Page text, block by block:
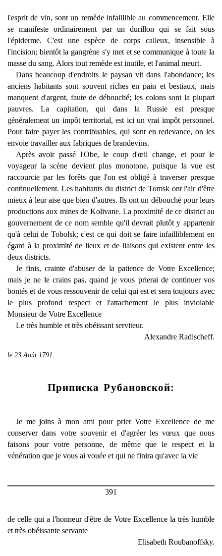
l'esprit de vin, sont un remède infaillible au commencement. Elle
se manifeste ordinairement par un durillon qui se fait sous
l'épiderme. C'est une espèce de corps calleux, insensible à
l'incision; bientôt la gangrène s'y met et se communique à toute la
masse du sang. Alors tout remède est inutile, et l'animal meurt.
Dans beaucoup d'endroits le paysan vit dans l'abondance; les
anciens habitants sont souvent riches en pain et bestiaux, mais
manquent d'argent, faute de débouché; les colons sont la plupart
pauvres. La capitation, qui dans la Russie est presque
généralement un impôt territorial, est ici un vrai impôt personnel.
Pour faire payer les contribuables, qui sont en redevance, on les
envoie travailler aux fabriques de brandevins.
Après avoir passé l'Obe, le coup d'œil change, et pour le
voyageur la scène devient plus monotone, puisque la vue est
raccourcie par les forêts que l'on est obligé à traverser presque
continuellement. Les habitants du district de Tomsk ont l'air d'être
mieux à leur aise que bien d'autres. Ils ont un débouché pour leurs
productions aux mines de Kolivane. La proximité de ce district au
gouvernement de ce nom semble qu'il devrait plutôt y appartenir
qu'à celui de Tobolsk; c'est ce qui doit se faire infailliblement en
égard à la proximité de lieux et de liaisons qui existent entre les
deux districts.
Je finis, crainte d'abuser de la patience de Votre Excellence;
mais je ne le crains pas, quand je vous prierai de continuer vos
bontés et de vous ressouvenir de celui qui est et sera toujours avec
le plus profond respect et l'attachement le plus inviolable
Monsieur de Votre Excellence
Le très humble et très obéissant serviteur.
Alexandre Radischeff.
le 23 Août 1791.
Приписка Рубановской:
Je me joins à mon ami pour prier Votre Excellence de me
conserver dans votre souvenir et d'agréer les vœux que nous
faisons pour votre personne, de même que le respect et la
vénération que je vous ai vouée et qui ne finira qu'avec la vie
391
de celle qui a l'honneur d'être de Votre Excellence la très humble
et très obéissante servante
Elisabeth Roubanoffsky.